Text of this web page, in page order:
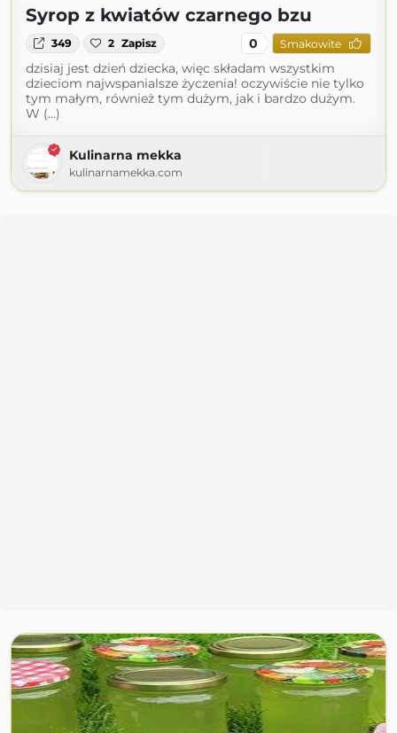
Syrop z kwiatów czarnego bzu
349 2 Zapisz 0 Smakowite
dzisiaj jest dzień dziecka, więc składam wszystkim
dzieciom najwspanialsze życzenia! oczywiście nie tylko
tym małym, również tym dużym, jak i bardzo dużym.
W (...)
Kulinarna mekka
kulinarnamekka.com